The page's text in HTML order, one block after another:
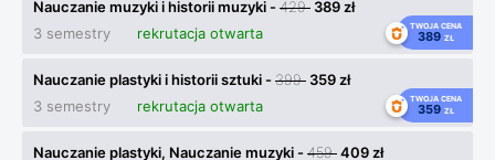
Nauczanie muzyki i historii muzyki -429 389 zł
3 semestry
rekrutacja otwarta TWOJA CENA
389 ZŁ
Nauczanie plastyki i historii sztuki -399 359 zł
3 semestry
rekrutacja otwarta TWOJA CENA
359 ZŁ
Nauczanie plastyki, Nauczanie muzyki -459409 zł